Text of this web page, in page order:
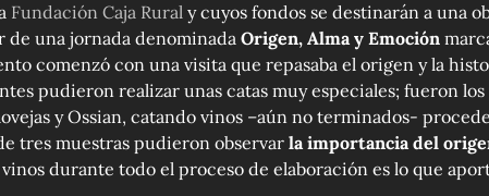
Fundación Caja Ruraly cuyos fondos se destinarán a una
de una jornada denominada Origen, Alma y Emoción
comenzó con una visita que repasaba el origen y la
pudieron realizar unas catas muy especiales; fueron
y Ossian, catando vinos –aún no terminados-
tres muestras pudieron observar la importancia del
vinos durante todo el proceso de elaboración es lo que